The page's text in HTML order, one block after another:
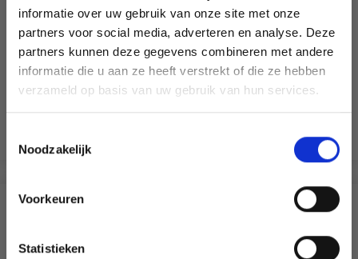
informatie over uw gebruik van onze site met onze
partners voor social media, adverteren en analyse. Deze
partners kunnen deze gegevens combineren met andere
informatie die u aan ze heeft verstrekt of die ze hebben
verzameld op basis van uw gebruik van hun services.
Noodzakelijk
Voorkeuren
Statistieken
GO HANDMADE FERMETURE ÉCLAIR MÉTAL
EUR 3.20
D'AUTRES ONT ÉGALEMENT
39% de réduction
Économisez jusqu'à 50 %
Soyez le premier à connaître nos soldes et